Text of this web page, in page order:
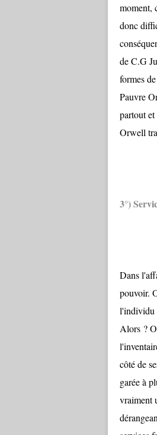
moment,
donc
de C.G
formes
Pauvre
partout
Orwell
3°)
Dans
pouvoir.
l'individu
Alors ?
côté de
garée à
vraiment